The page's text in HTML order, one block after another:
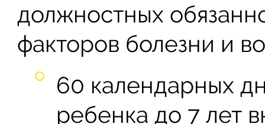
должностных
факторов болезни и
60 календарных
ребенка до 7 лет